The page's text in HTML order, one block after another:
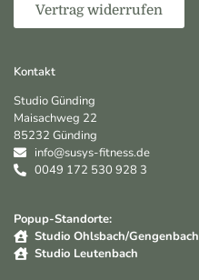
Vertrag widerrufen
Kontakt
Studio Günding
Maisachweg 22
85232 Günding
info@susys-fitness.de
0049 172 530 928 3
Popup-Standorte:
Studio Ohlsbach/Gengenbach
Studio Leutenbach